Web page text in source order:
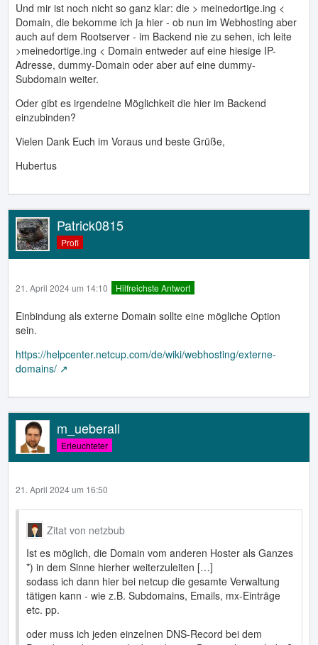
Und mir ist noch nicht so ganz klar: die > meinedortige.ing <
Domain, die bekomme ich ja hier - ob nun im Webhosting aber
auch auf dem Rootserver - im Backend nie zu sehen, ich leite
>meinedortige.ing < Domain entweder auf eine hiesige IP-
Adresse, dummy-Domain oder aber auf eine dummy-
Subdomain weiter.
Oder gibt es irgendeine Möglichkeit die hier im Backend
einzubinden?
Vielen Dank Euch im Voraus und beste Grüße,
Hubertus
Patrick0815
Profi
21. April 2024 um 14:10 Hilfreichste Antwort
Einbindung als externe Domain sollte eine mögliche Option
sein.
https://helpcenter.netcup.com/de/wiki/webhosting/externe-
domains/
m_ueberall
Erleuchteter
21. April 2024 um 16:50
Zitat von netzbub
Ist es möglich, die Domain vom anderen Hoster als Ganzes
*) in dem Sinne hierher weiterzuleiten […]
sodass ich dann hier bei netcup die gesamte Verwaltung
tätigen kann - wie z.B. Subdomains, Emails, mx-Einträge
etc. pp.
oder muss ich jeden einzelnen DNS-Record bei dem